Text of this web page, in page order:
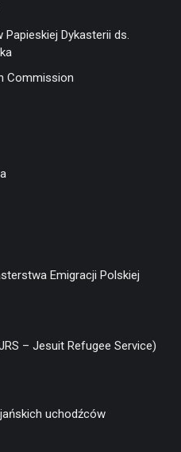
Dykasterii ds.
Commission
Emigracji Polskiej
– Jesuit Refugee Service)
uchodźców